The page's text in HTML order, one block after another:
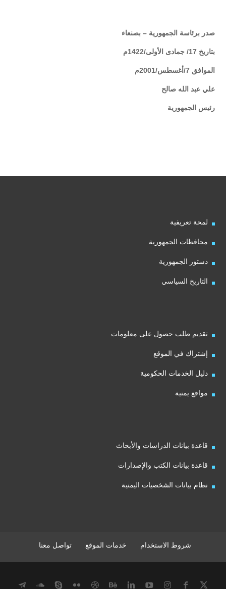
صدر برئاسة الجمهورية – بصنعاء
بتاريخ 17/ جمادى الأولى/1422م
الموافق 7/أغسطس/2001م
علي عبد الله صالح
رئيس الجمهورية
لمحة تعريفية
محافظات الجمهورية
دستور الجمهورية
التاريخ السياسي
تقديم طلب حصول على معلومات
إشتراك في الموقع
دليل الخدمات الحكومية
مواقع يمنية
قاعدة بيانات الدراسات والأبحاث
قاعدة بيانات الكتب والإصدارات
نظام بيانات الشخصيات اليمنية
شروط الاستخدام خدمات الموقع تواصل معنا